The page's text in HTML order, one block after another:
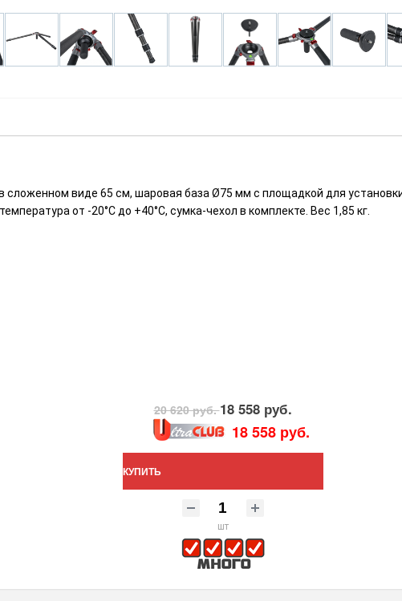
сложенном виде 65 см, шаровая база Ø75 мм с площадкой для
от -20°C до +40°C, сумка-чехол в комплекте. Вес 1,85 кг.
20 620 руб.18 558 руб.
18 558 руб.
КУПИТЬ
шт